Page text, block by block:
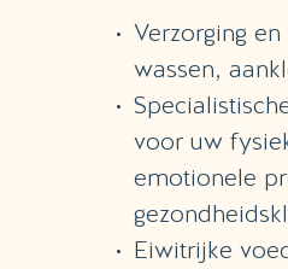
Verzorging
wassen,
voor uw
emotionele
Eiwitrijke